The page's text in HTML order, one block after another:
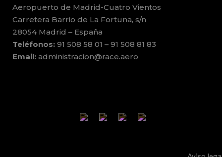
Aeropuerto de Madrid-Cuatro Vientos
Carretera Barrio de La Fortuna, s/n
28054 Madrid – España
Teléfonos: 91 508 58 01 – 91 508 81 83
Email: administracion@race.aero